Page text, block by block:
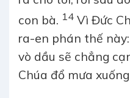
con bà. 14 Vì Đức
ra-en phán thế
vò dầu sẽ chẳng
Chúa đổ mưa